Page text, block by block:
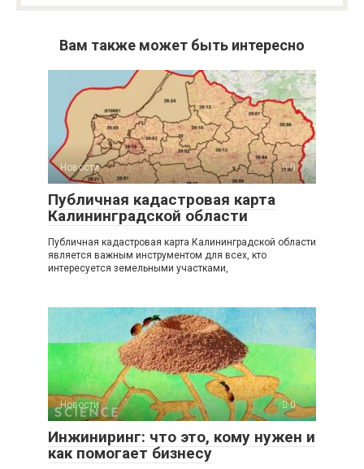
Вам также может быть интересно
Новости 0
Публичная кадастровая карта
Калининградской области
Публичная кадастровая карта Калининградской области
является важным инструментом для всех, кто
интересуется земельными участками,
Новости 0
Инжиниринг: что это, кому нужен и
как помогает бизнесу